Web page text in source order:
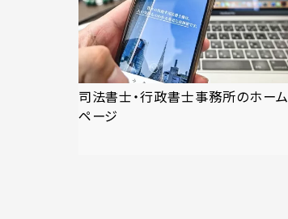
司法書士・行政書士事務所のホーム
ページ